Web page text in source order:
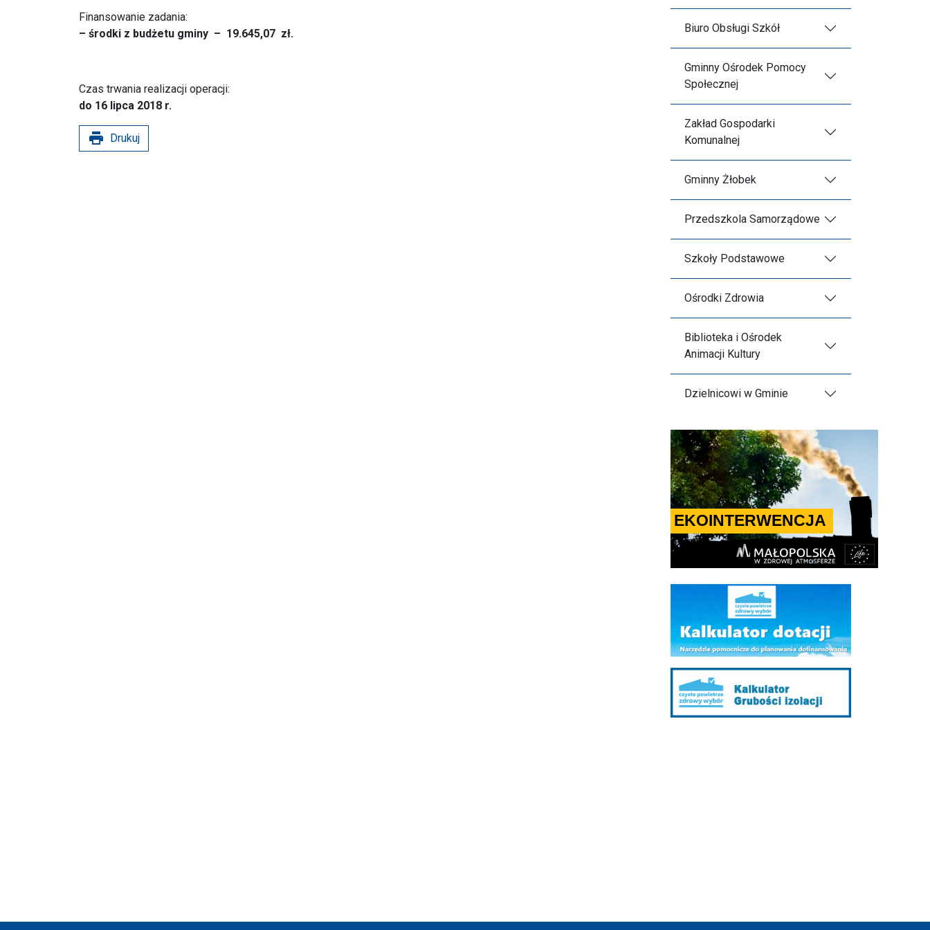
Finansowanie zadania:
– środki z budżetu gminy – 19.645,07 zł.
Czas trwania realizacji operacji:
do 16 lipca 2018 r.
print Drukuj
Biuro Obsługi Szkół
Gminny Ośrodek Pomocy
Społecznej
Zakład Gospodarki
Komunalnej
Gminny Żłobek
Przedszkola Samorządowe
Szkoły Podstawowe
Ośrodki Zdrowia
Biblioteka i Ośrodek
Animacji Kultury
Dzielnicowi w Gminie